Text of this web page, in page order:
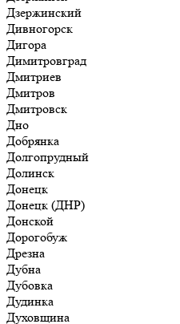
Дзержинский
Дивногорск
Дигора
Димитровград
Дмитриев
Дмитров
Дмитровск
Дно
Добрянка
Долгопрудный
Долинск
Донецк
Донецк (ДНР)
Донской
Дорогобуж
Дрезна
Дубна
Дубовка
Дудинка
Духовщина